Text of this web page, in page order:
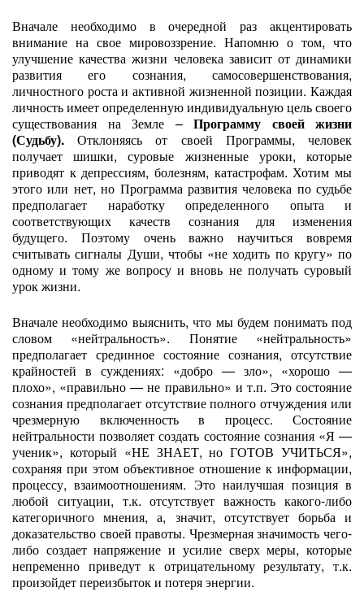
Вначале необходимо в очередной раз акцентировать
внимание на свое мировоззрение. Напомню о том, что
улучшение качества жизни человека зависит от динамики
развития его сознания, самосовершенствования,
личностного роста и активной жизненной позиции. Каждая
личность имеет определенную индивидуальную цель своего
существования на Земле – Программу своей жизни
(Судьбу). Отклоняясь от своей Программы, человек
получает шишки, суровые жизненные уроки, которые
приводят к депрессиям, болезням, катастрофам. Хотим мы
этого или нет, но Программа развития человека по судьбе
предполагает наработку определенного опыта и
соответствующих качеств сознания для изменения
будущего. Поэтому очень важно научиться вовремя
считывать сигналы Души, чтобы «не ходить по кругу» по
одному и тому же вопросу и вновь не получать суровый
урок жизни.
Вначале необходимо выяснить, что мы будем понимать под
словом «нейтральность». Понятие «нейтральность»
предполагает срединное состояние сознания, отсутствие
крайностей в суждениях: «добро — зло», «хорошо —
плохо», «правильно — не правильно» и т.п. Это состояние
сознания предполагает отсутствие полного отчуждения или
чрезмерную включенность в процесс. Состояние
нейтральности позволяет создать состояние сознания «Я —
ученик», который «НЕ ЗНАЕТ, но ГОТОВ УЧИТЬСЯ»,
сохраняя при этом объективное отношение к информации,
процессу, взаимоотношениям. Это наилучшая позиция в
любой ситуации, т.к. отсутствует важность какого-либо
категоричного мнения, а, значит, отсутствует борьба и
доказательство своей правоты. Чрезмерная значимость чего-
либо создает напряжение и усилие сверх меры, которые
непременно приведут к отрицательному результату, т.к.
произойдет переизбыток и потеря энергии.